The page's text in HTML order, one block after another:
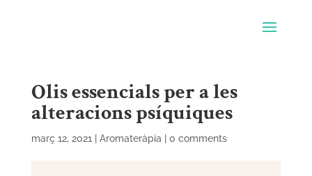
Olis essencials per a les
alteracions psíquiques
març 12, 2021 Aromateràpia 0 comments